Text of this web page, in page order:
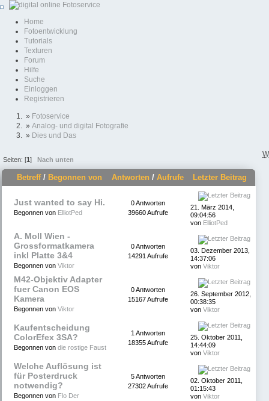
Home
Fotoentwicklung
Tutorials
Texturen
Forum
Hilfe
Suche
Einloggen
Registrieren
» Fotoservice
» Analog- und digital Fotografie
» Dies und Das
Seiten: [1] Nach unten
Betreff/ Begonnen von Antworten / Aufrufe Letzter Beitrag
Just wanted to say Hi.
Begonnen von ElliotPed
0 Antworten
39660 Aufrufe
21. März 2014,
09:04:56
von ElliotPed
A. Moll Wien -
Grossformatkamera
inkl Platte 3&4
Begonnen von Viktor
0 Antworten
14291 Aufrufe
03. Dezember 2013,
14:37:06
von Viktor
M42-Objektiv Adapter
fuer Canon EOS
Kamera
Begonnen von Viktor
0 Antworten
15167 Aufrufe
26. September 2012,
00:38:35
von Viktor
Kaufentscheidung
ColorEfex 3SA?
Begonnen von die rostige Faust
1 Antworten
18355 Aufrufe
25. Oktober 2011,
14:44:09
von Viktor
Welche Auflösung ist
für Posterdruck
notwendig?
Begonnen von Flo Der
5 Antworten
27302 Aufrufe
02. Oktober 2011,
01:15:43
von Viktor